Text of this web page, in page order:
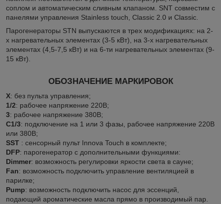
соплом и автоматическим сливным клапаном. SNT совместим с
панелями управления Stainless touch, Classic 2.0 и Classiс.
Парогенераторы STN выпускаются в трех модификациях: на 2-
х нагревательных элементах (3-5 кВт), на 3-х нагревательных
элементах (4,5-7,5 кВт) и на 6-ти нагревательных элементах (9-
15 кВт).
ОБОЗНАЧЕНИЕ МАРКИРОВОК
X: без пульта управления;
1/2: рабочее напряжение 220В;
3: рабочее напряжение 380В;
С1/3: подключение на 1 или 3 фазы, рабочее напряжение 220В
или 380В;
SST : сенсорный пульт Innova Touch в комплекте;
DFP: парогенератор с дополнительными функциями:
Dimmer: возможность регулировки яркости света в сауне;
Fan: возможность подключить управление вентиляцией в
парилке;
Pump: возможность подключить насос для эссенций,
подающий ароматические масла прямо в производимый пар.